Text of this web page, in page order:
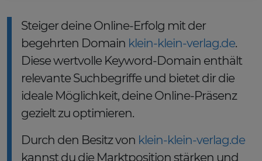
Steiger deine Online-Erfolg mit der
begehrten Domain klein-klein-verlag.de.
Diese wertvolle Keyword-Domain enthält
relevante Suchbegriffe und bietet dir die
ideale Möglichkeit, deine Online-Präsenz
gezielt zu optimieren.
Durch den Besitz von klein-klein-verlag.de
kannst du die Marktposition stärken und